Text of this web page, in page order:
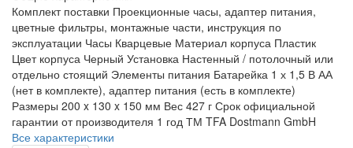
Комплект поставки Проекционные часы, адаптер питания,
цветные фильтры, монтажные части, инструкция по
эксплуатации Часы Кварцевые Материал корпуса Пластик
Цвет корпуса Черный Установка Настенный / потолочный или
отдельно стоящий Элементы питания Батарейка 1 х 1,5 В АА
(нет в комплекте), адаптер питания (есть в комплекте)
Размеры 200 x 130 x 150 мм Вес 427 г Срок официальной
гарантии от производителя 1 год ТМ TFA Dostmann GmbH
Все характеристики